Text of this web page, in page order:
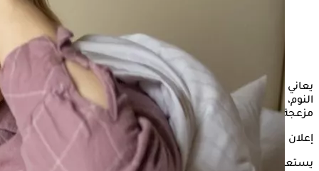
يعاني بعض الأشخاص من الإصابة بالدوخة أثناء الاستيقاظ من
النوم، مما يتسبب في القلق والتوتر خوفًا من وجود مشكلة صحية
مزعجة.
إعلان
يستعرض "الكونسلتو" في التقرير التالي كل ما يتعلق بالدوخة فور